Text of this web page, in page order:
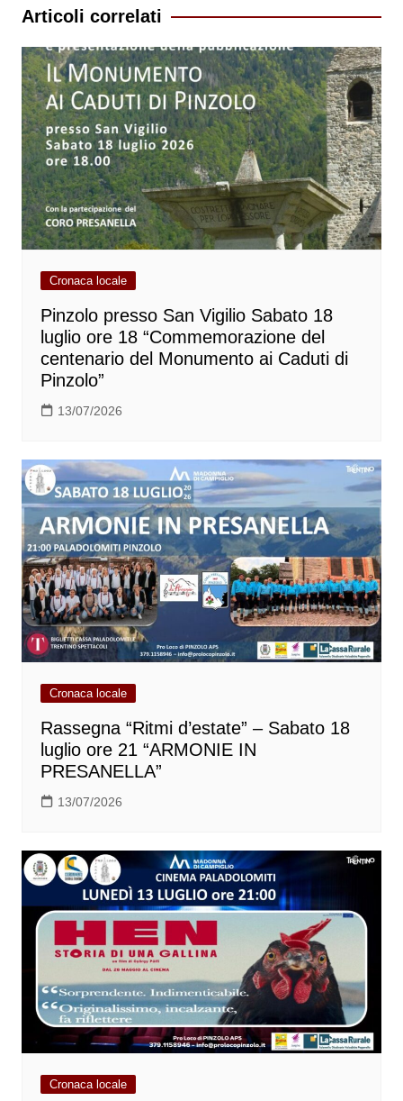
Articoli correlati
Cronaca locale
Pinzolo presso San Vigilio Sabato 18
luglio ore 18 “Commemorazione del
centenario del Monumento ai Caduti di
Pinzolo”
13/07/2026
Cronaca locale
Rassegna “Ritmi d’estate” – Sabato 18
luglio ore 21 “ARMONIE IN
PRESANELLA”
13/07/2026
Cronaca locale